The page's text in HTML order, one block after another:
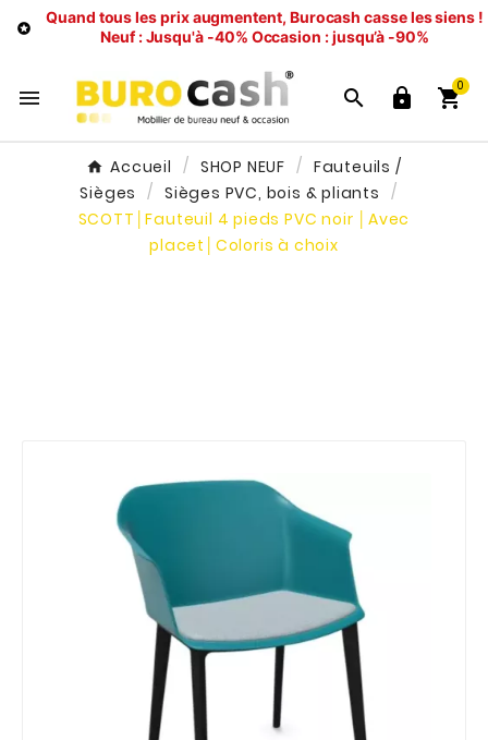

Quand tous les prix augmentent, Burocash casse les siens !
Neuf : Jusqu'à -40% Occasion : jusqu’à -90%
   
0
Accueil SHOP NEUF
Fauteuils /
Sièges
Sièges PVC, bois & pliants
SCOTT│Fauteuil 4 pieds PVC noir │Avec
placet│Coloris à choix